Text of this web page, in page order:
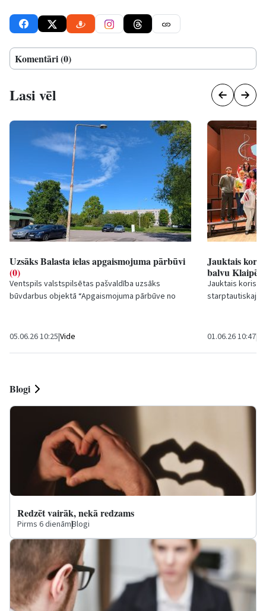
Komentāri (0)
Lasi vēl
Uzsāks Balasta ielas apgaismojuma pārbūvi
(0)
Ventspils valstspilsētas pašvaldība uzsāks
būvdarbus objektā “Apgaismojuma pārbūve no
05.06.26 10:25|Vide
Jauktais koris
balvu
Jauktais koris
starptautiskajā
01.06.26 10:47|
Blogi
Redzēt vairāk, nekā redzams
Pirms 6 dienām|Blogi